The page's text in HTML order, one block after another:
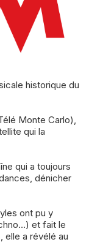
Monte Carlo),
qui la
qui a toujours
dénicher
ont pu y
et fait le
elle a révélé au